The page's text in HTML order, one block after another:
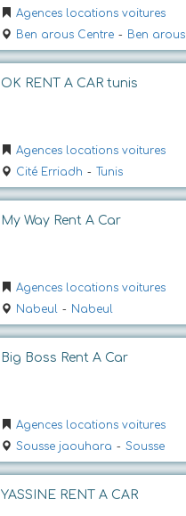
Agences locations voitures
Ben arous Centre - Ben arous
OK RENT A CAR tunis
Agences locations voitures
Cité Erriadh - Tunis
My Way Rent A Car
Agences locations voitures
Nabeul - Nabeul
Big Boss Rent A Car
Agences locations voitures
Sousse jaouhara - Sousse
YASSINE RENT A CAR